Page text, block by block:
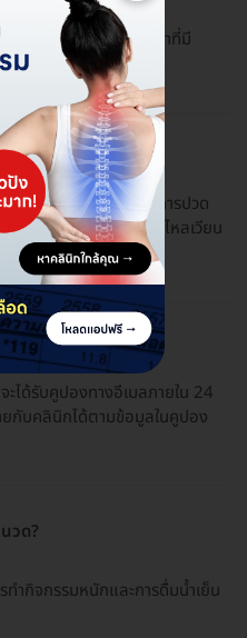
ควรเลือกดื่มน้ำอุ่นหรือน้ำที่มี
งสารเอนโดรฟิน ลดอาการปวด
จากนี้ยังช่วยกระตุ้นการไหลเวียน
ากร่างกาย
านอย่างไร?
ได้รับคูปองทางอีเมลภายใน 24
ยกับคลินิกได้ตามข้อมูลในคูปอง
วด?
ำกิจกรรมหนักและการดื่มน้ำเย็น